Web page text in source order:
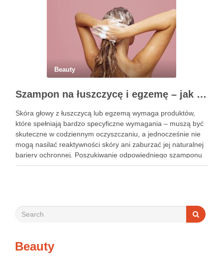
Beauty
Szampon na łuszczycę i egzemę – jak świadomie dobierać produkty przy wrażliwej skórze głowy?
Skóra głowy z łuszczycą lub egzemą wymaga produktów,
które spełniają bardzo specyficzne wymagania – muszą być
skuteczne w codziennym oczyszczaniu, a jednocześnie nie
mogą nasilać reaktywności skóry ani zaburzać jej naturalnej
bariery ochronnej. Poszukiwanie odpowiedniego szamponu
bywa dla wielu pacjentów procesem długim i frustrującym, bo
Beauty